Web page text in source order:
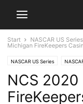
Start NASCAR US Series
Michigan FireKeepers
NASCAR US Series
NCS